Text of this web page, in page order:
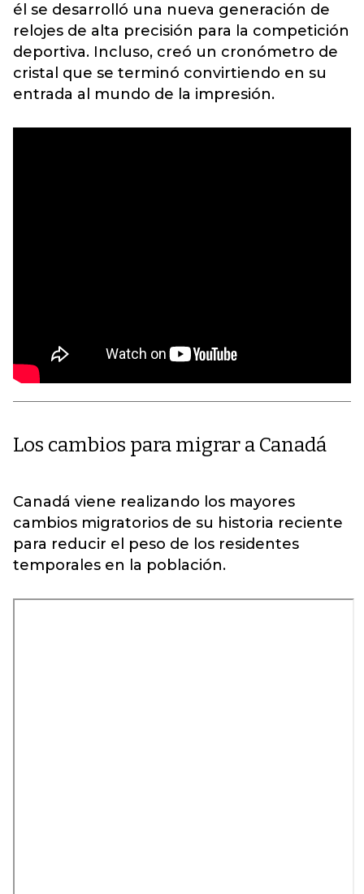
él se desarrolló una nueva generación de
relojes de alta precisión para la competición
deportiva. Incluso, creó un cronómetro de
cristal que se terminó convirtiendo en su
entrada al mundo de la impresión.
Los cambios para migrar a Canadá
Canadá viene realizando los mayores
cambios migratorios de su historia reciente
para reducir el peso de los residentes
temporales en la población.